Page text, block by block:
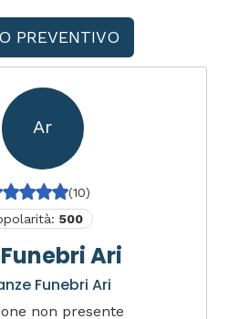
PREVENTIVO
Ar
(10)
500
Ari
Funebri Ari
non presente